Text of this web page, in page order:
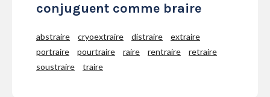
conjuguent comme braire
abstraire cryoextraire distraire
extraire
portraire
pourtraire raire rentraire
retraire
soustraire
traire